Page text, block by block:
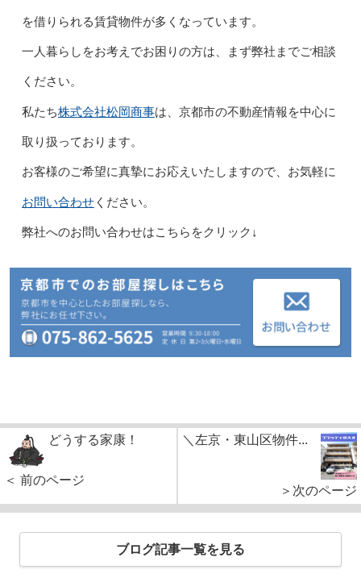
を借りられる賃貸物件が多くなっています。
一人暮らしをお考えでお困りの方は、まず弊社までご相談
ください。
私たち株式会社松岡商事は、京都市の不動産情報を中心に
取り扱っております。
お客様のご希望に真摯にお応えいたしますので、お気軽に
お問い合わせください。
弊社へのお問い合わせはこちらをクリック↓
どうする家康！
＜ 前のページ
＼左京・東山区物件...
＞次のページ
ブログ記事一覧を見る